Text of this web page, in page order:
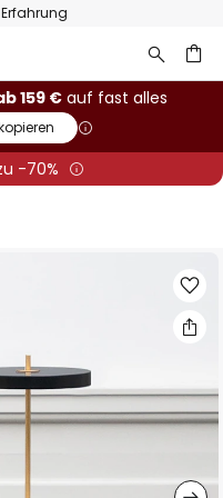
159 €auf fast alles
-70%